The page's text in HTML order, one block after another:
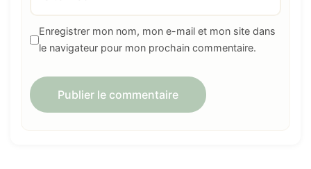
Enregistrer mon nom, mon e-mail et mon site dans
le navigateur pour mon prochain commentaire.